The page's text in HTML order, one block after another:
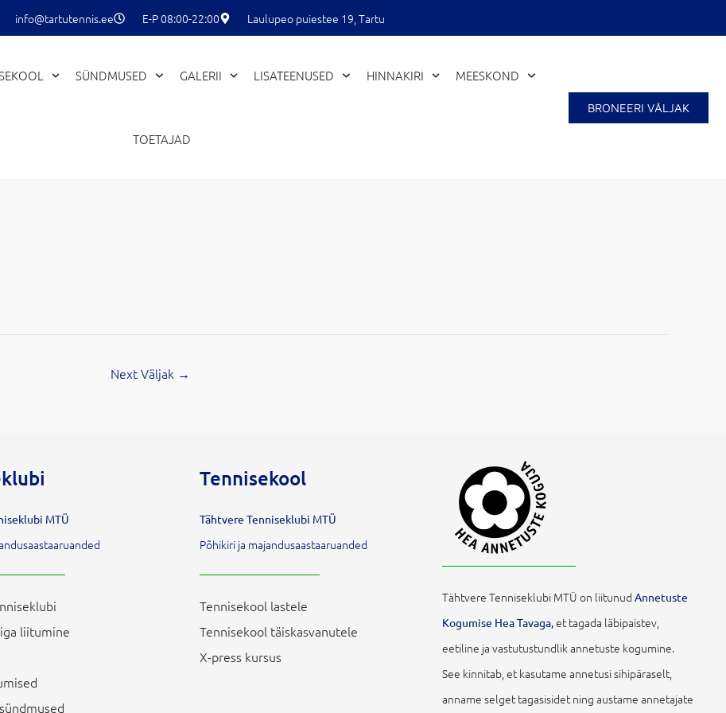
info@tartutennis.ee E-P 08:00-22:00 Laulupeo puiestee 19, Tartu
SÜNDMUSED GALERII LISATEENUSED HINNAKIRI MEESKOND
TOETAJAD
BRONEERI VÄLJAK
Next Väljak →
MTÜ
liitumine
Tennisekool
Tähtvere Tenniseklubi MTÜ
Põhikiri ja majandusaastaaruanded
Tennisekool lastele
Tennisekool täiskasvanutele
X-press kursus
Tähtvere Tenniseklubi MTÜ on liitunudAnnetuste
Kogumise Hea Tavaga,et tagada läbipaistev,
eetiline ja vastutustundlik annetuste kogumine.
See kinnitab, et kasutame annetusi sihipäraselt,
anname selget tagasisidet ning austame annetajate